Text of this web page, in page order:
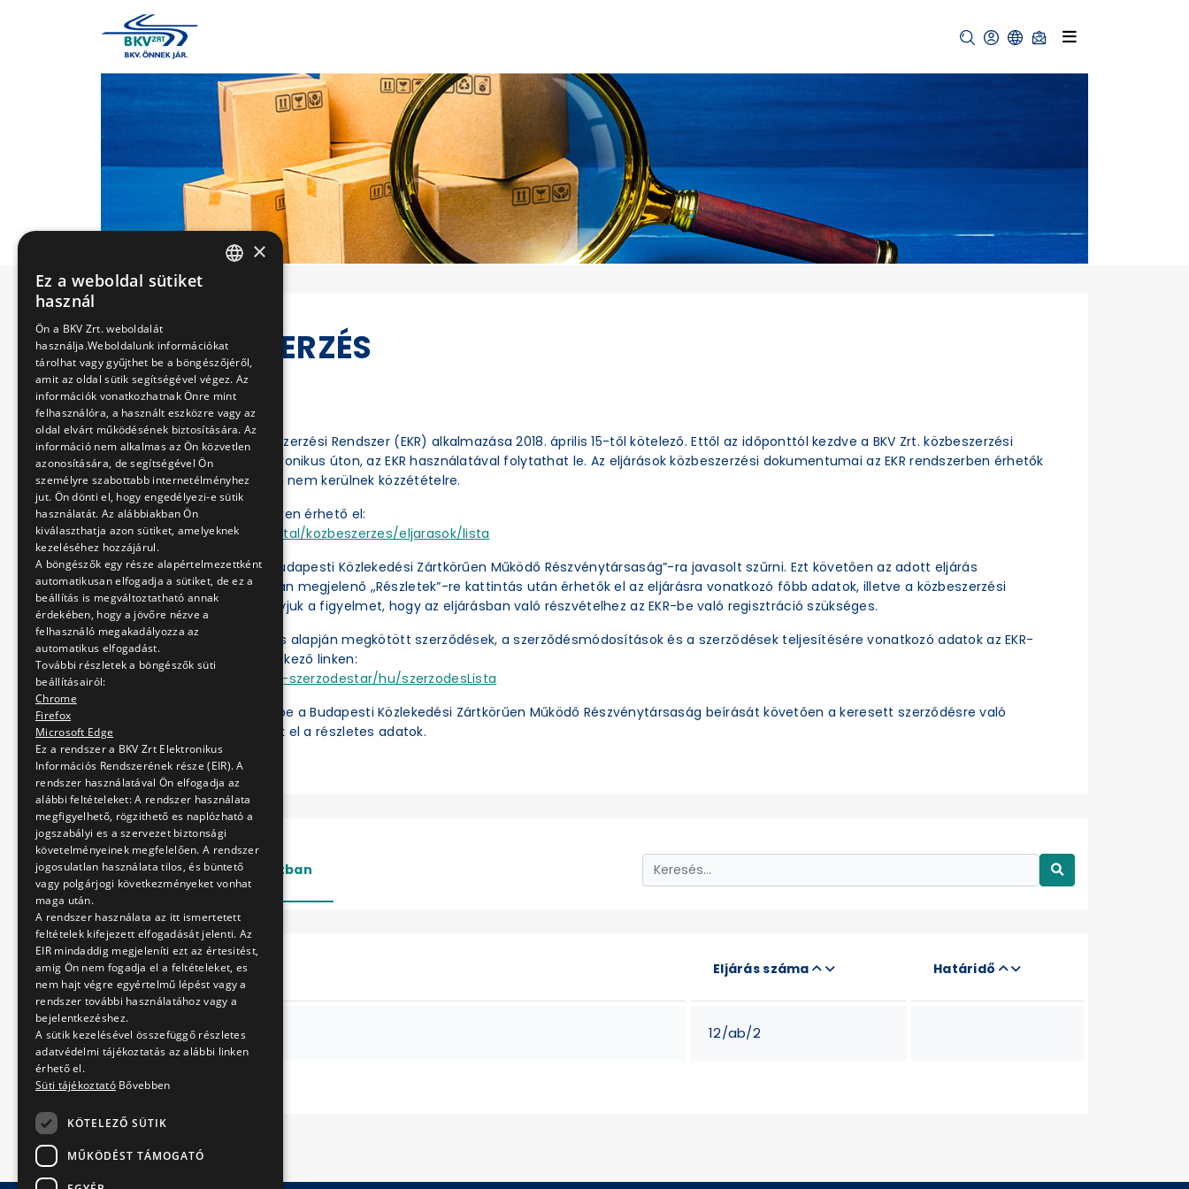
KÖZBESZERZÉS
Az Elektronikus Közbeszerzési Rendszer (EKR) alkalmazása 2018. április 15-től kötelező. Ettől az időponttól kezdve a BKV Zrt. közbeszerzési
eljárásokat csak elektronikus úton, az EKR használatával folytathat le. Az eljárások közbeszerzési dokumentumai az EKR rendszerben érhetők
el, a BKV Zrt. honlapján nem kerülnek közzétételre.
Az EKR a következő linken érhető el:
https://ekr.gov.hu/portal/kozbeszerzes/eljarasok/lista
Az Ajánlatkérőnél a „Budapesti Közlekedési Zártkörűen Működő Részvénytársaság”-ra javasolt szűrni. Ezt követően az adott eljárás
„Műveletek” oszlopában megjelenő „Részletek”-re kattintás után érhetők el az eljárásra vonatkozó főbb adatok, illetve a közbeszerzési
dokumentumok. Felhívjuk a figyelmet, hogy az eljárásban való részvételhez az EKR-be való regisztráció szükséges.
A közbeszerzési eljárás alapján megkötött szerződések, a szerződésmódosítások és a szerződések teljesítésére vonatkozó adatok az EKR-
ben érhetők el a következő linken:
https://ekr.gov.hu/ekr-szerzodestar/hu/szerzodesLista
” mezőbe a Budapesti Közlekedési Zártkörűen Működő Részvénytársaság beírását követően a keresett szerződésre való
kattintás után érhetők el a részletes adatok.
Lezárt Folyamatban
Cím Eljárás száma Határidő
Fájlfeltöltés teszt 12/ab/2
×
Ez a weboldal sütiket
használ
Ön a BKV Zrt. weboldalát
használja.Weboldalunk információkat
tárolhat vagy gyűjthet be a böngészőjéről,
amit az oldal sütik segítségével végez. Az
információk vonatkozhatnak Önre mint
felhasználóra, a használt eszközre vagy az
oldal elvárt működésének biztosítására. Az
információ nem alkalmas az Ön közvetlen
azonosítására, de segítségével Ön
személyre szabottabb internetélményhez
jut. Ön dönti el, hogy engedélyezi-e sütik
használatát. Az alábbiakban Ön
kiválaszthatja azon sütiket, amelyeknek
kezeléséhez hozzájárul.
A böngészők egy része alapértelmezettként
automatikusan elfogadja a sütiket, de ez a
beállítás is megváltoztatható annak
érdekében, hogy a jövőre nézve a
felhasználó megakadályozza az
automatikus elfogadást.
További részletek a böngészők süti
beállításairól:
Chrome
Firefox
Microsoft Edge
Ez a rendszer a BKV Zrt Elektronikus
Információs Rendszerének része (EIR). A
rendszer használatával Ön elfogadja az
alábbi feltételeket: A rendszer használata
megfigyelhető, rögzithető es naplózható a
jogszabályi es a szervezet biztonsági
követelményeinek megfelelően. A rendszer
jogosulatlan használata tilos, és büntető
vagy polgárjogi következményeket vonhat
maga után.
A rendszer használata az itt ismertetett
feltételek kifejezett elfogadását jelenti. Az
EIR mindaddig megjeleníti ezt az értesitést,
amig Ön nem fogadja el a feltételeket, es
nem hajt végre egyértelmű lépést vagy a
rendszer további használatához vagy a
bejelentkezéshez.
A sütik kezelésével összefüggő részletes
adatvédelmi tájékoztatás az alábbi linken
érhető el.
Süti tájékoztató Bővebben
KÖTELEZŐ SÜTIK
MŰKÖDÉST TÁMOGATÓ